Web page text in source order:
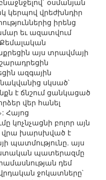
օսմանյան
կերպով վրեժխնդիր
իրենց
եւ ազատվում
այս տրավմայի
ազգային
սկսած`
է ճնշում ցանկացած
վեր հանել
Հայոց
կոչնչացնի բոլոր այն
վրա խարսխված է
պատմությունը. այս
պատերազմը
դեմ
ջոկատները`